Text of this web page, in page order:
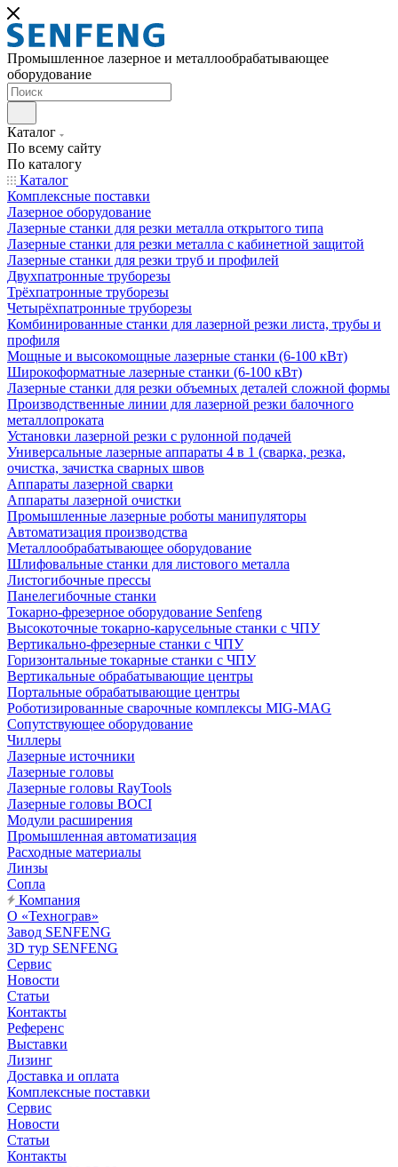
Промышленное лазерное и металлообрабатывающее
оборудование
Каталог
По всему сайту
По каталогу
Каталог
Комплексные поставки
Лазерное оборудование
Лазерные станки для резки металла открытого типа
Лазерные станки для резки металла с кабинетной защитой
Лазерные станки для резки труб и профилей
Двухпатронные труборезы
Трёхпатронные труборезы
Четырёхпатронные труборезы
Комбинированные станки для лазерной резки листа, трубы и
профиля
Мощные и высокомощные лазерные станки (6-100 кВт)
Широкоформатные лазерные станки (6-100 кВт)
Лазерные станки для резки объемных деталей сложной формы
Производственные линии для лазерной резки балочного
металлопроката
Установки лазерной резки с рулонной подачей
Универсальные лазерные аппараты 4 в 1 (сварка, резка,
очистка, зачистка сварных швов
Аппараты лазерной сварки
Аппараты лазерной очистки
Промышленные лазерные роботы манипуляторы
Автоматизация производства
Металлообрабатывающее оборудование
Шлифовальные станки для листового металла
Листогибочные прессы
Панелегибочные станки
Токарно-фрезерное оборудование Senfeng
Высокоточные токарно-карусельные станки с ЧПУ
Вертикально-фрезерные станки с ЧПУ
Горизонтальные токарные станки с ЧПУ
Вертикальные обрабатывающие центры
Портальные обрабатывающие центры
Роботизированные сварочные комплексы MIG-MAG
Сопутствующее оборудование
Чиллеры
Лазерные источники
Лазерные головы
Лазерные головы RayTools
Лазерные головы BOCI
Модули расширения
Промышленная автоматизация
Расходные материалы
Линзы
Сопла
Компания
О «Технограв»
Завод SENFENG
3D тур SENFENG
Сервис
Новости
Статьи
Контакты
Референс
Выставки
Лизинг
Доставка и оплата
Комплексные поставки
Сервис
Новости
Статьи
Контакты